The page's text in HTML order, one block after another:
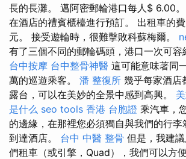
長的長灘。 邁阿密郵輪港口每人$ 6.00
在酒店的禮賓櫃檯進行預訂。 出租車的
元。 接受遊輪時，很難擊敗科蘇梅爾。
有了三個不同的郵輪碼頭，港口一次可容
台中按摩 台中整骨神醫 這可能意味著同
萬的巡遊乘客。 潘 整復所 幾乎每家酒店
露台，可以在美妙的全景中感到高興。
是什么 seo tools 香港 台胞證 乘汽車，
的邊緣，在那裡您必須獨自與我們的行李
到達酒店。 台中 中醫 整骨 但是，我建
們租車（或引擎，Quad），我們可以方